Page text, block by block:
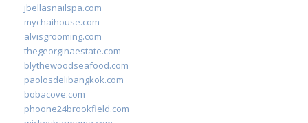
jbellasnailspa.com
mychaihouse.com
alvisgrooming.com
thegeorginaestate.com
blythewoodseafood.com
paolosdelibangkok.com
bobacove.com
phoone24brookfield.com